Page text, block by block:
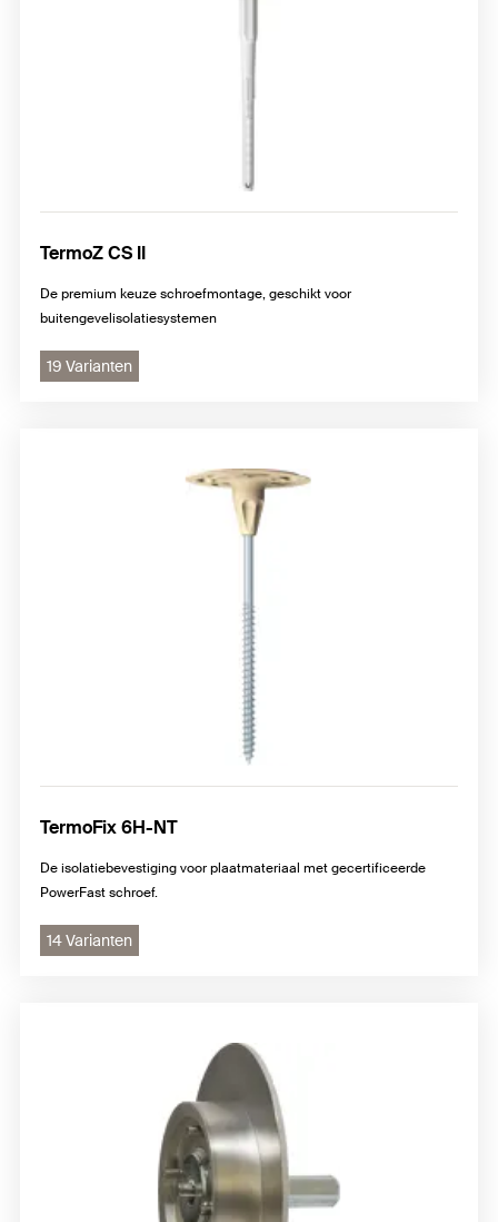
TermoZ CS II
De premium keuze schroefmontage, geschikt voor
buitengevelisolatiesystemen
19 Varianten
TermoFix 6H-NT
De isolatiebevestiging voor plaatmateriaal met gecertificeerde
PowerFast schroef.
14 Varianten